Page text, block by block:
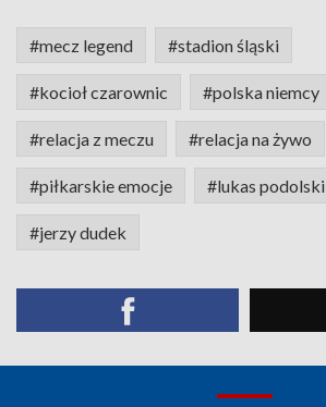
#mecz legend #stadion śląski
#kocioł czarownic #polska niemcy
#relacja z meczu #relacja na żywo
#piłkarskie emocje #lukas podolski
#jerzy dudek